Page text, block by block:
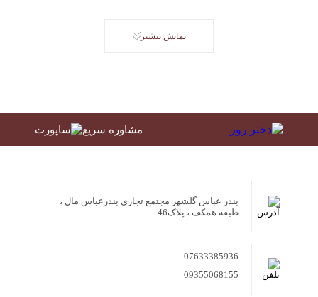
نمایش بیشتر
مشاوره سریع
بندر عباس گلشهر مجتمع تجاری بندرعباس مال ،
طبقه همکف ، پلاک46
07633385936
09355068155